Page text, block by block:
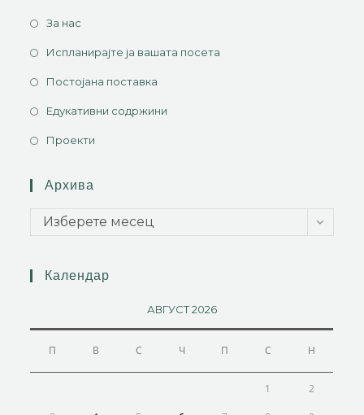
За нас
Испланирајте ја вашата посета
Постојана поставка
Едукативни содржини
Проекти
Архива
Изберете месец
Календар
АВГУСТ 2026
П В С Ч П С Н
1 2